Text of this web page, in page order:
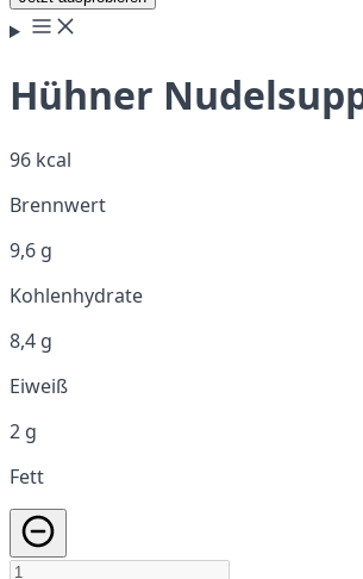
Hühner
96 kcal
Brennwert
9,6 g
Kohlenhydrate
8,4 g
Eiweiß
2 g
Fett